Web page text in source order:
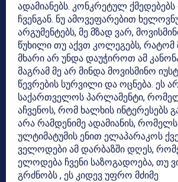
ადამიანებს. კონკრეტულ
ჩვენგან. ნუ ამოვეფარებით
არგუმენტებს, მე მზად ვარ,
წუხილი თუ აქვთ კოლეგებს, რატომ
მხარი არ უნდა დაუჭიროთ ამ
მაგრამ მე არ მინდა მოვისმინო
წევრების სურვილი და ოცნება. ეს
საქართველოს პარლამენტი,
აჩვენოს, რომ ხალხის ინტერესებს
არა რამდენიმე ადამიანის,
ულტიმატუმის ენით ელაპარაკოს
ველოდები ამ დარბაზში დღეს,
ელოდება ჩვენი საზოგადოება, თუ
გრძნობს , ეს კიდევ უფრო მძიმე